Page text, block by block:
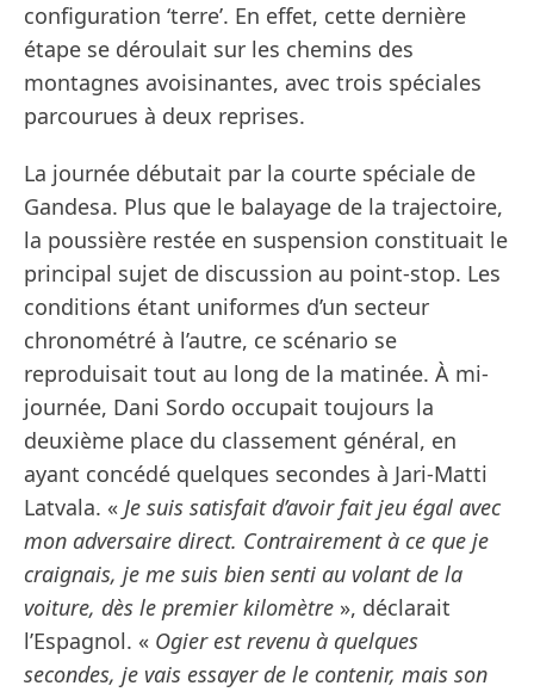
configuration ‘terre’. En effet, cette dernière
étape se déroulait sur les chemins des
montagnes avoisinantes, avec trois spéciales
parcourues à deux reprises.
La journée débutait par la courte spéciale de
Gandesa. Plus que le balayage de la trajectoire,
la poussière restée en suspension constituait le
principal sujet de discussion au point-stop. Les
conditions étant uniformes d’un secteur
chronométré à l’autre, ce scénario se
reproduisait tout au long de la matinée. À mi-
journée, Dani Sordo occupait toujours la
deuxième place du classement général, en
ayant concédé quelques secondes à Jari-Matti
Latvala. « Je suis satisfait d’avoir fait jeu égal avec
mon adversaire direct. Contrairement à ce que je
craignais, je me suis bien senti au volant de la
voiture, dès le premier kilomètre », déclarait
l’Espagnol. « Ogier est revenu à quelques
secondes, je vais essayer de le contenir, mais son